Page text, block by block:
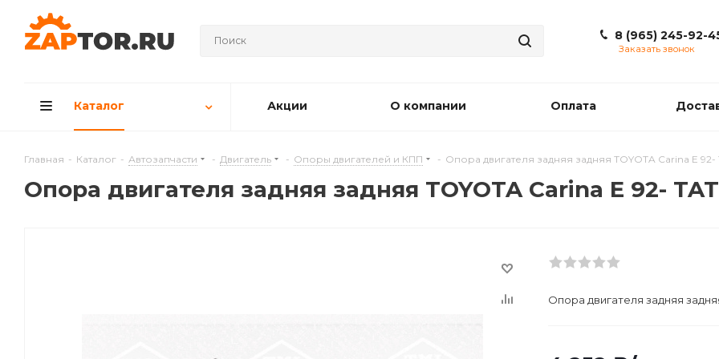
8 (965) 245-92-
Заказать звонок
Каталог Акции О компании Оплата
Главная - Каталог - Автозапчасти - Двигатель - Опоры двигателей и КПП - Опора двигателя задняя задняя TOYOTA Carina E 92-
Опора двигателя задняя задняя TOYOTA Carina E 92-
Опора двигателя задняя